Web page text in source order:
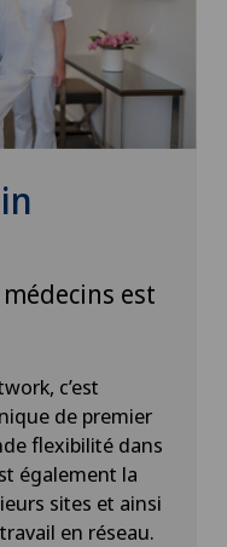
est
c’est
de premier
flexibilité dans
également la
sites et ainsi
en réseau.